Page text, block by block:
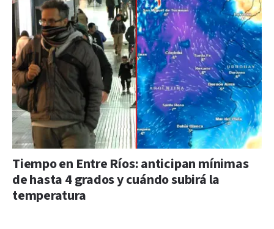
Tiempo en Entre Ríos: anticipan mínimas
de hasta 4 grados y cuándo subirá la
temperatura